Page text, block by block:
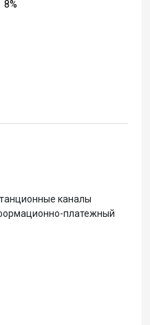
8%
каналы
платежный